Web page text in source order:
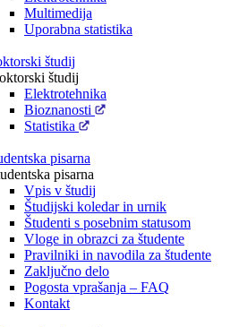
Multimedija
Uporabna statistika
študij
študij
Elektrotehnika
Bioznanosti
Statistika
pisarna
pisarna
Vpis v študij
Študijski koledar in urnik
Študenti s posebnim statusom
Vloge in obrazci za študente
Pravilniki in navodila za študente
Zaključno delo
Pogosta vprašanja – FAQ
Kontakt